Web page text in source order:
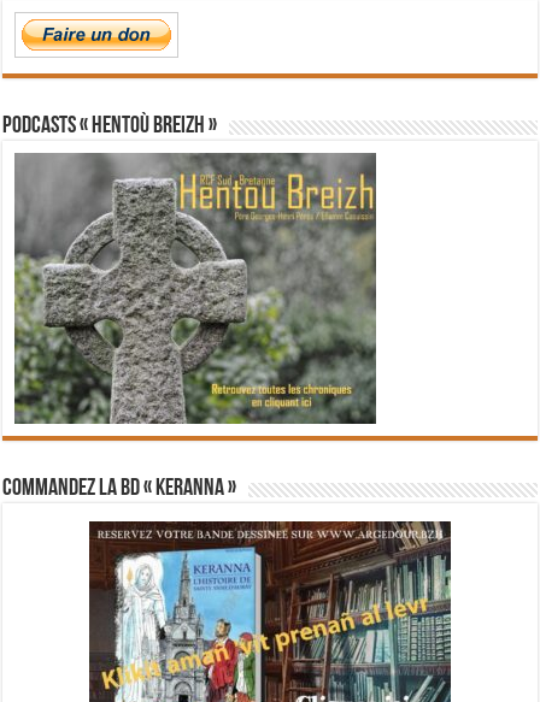
PODCASTS « Hentoù Breizh »
Commandez la BD « Keranna »